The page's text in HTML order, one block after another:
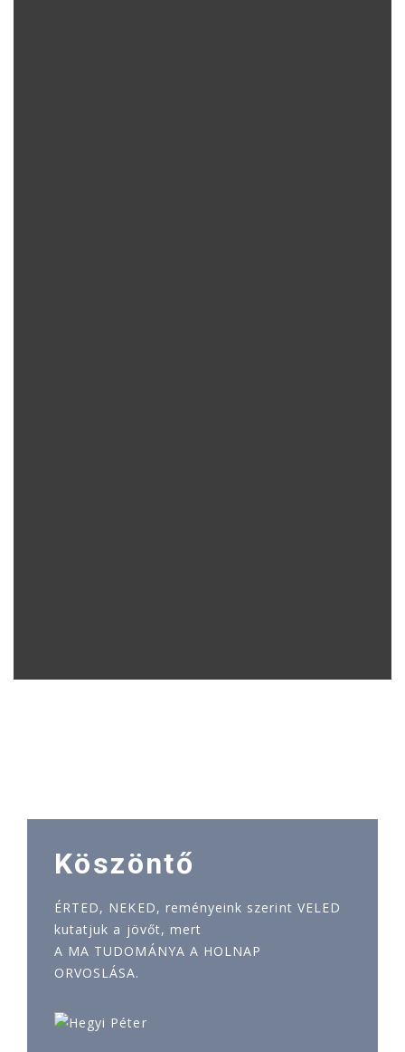
Köszöntő
ÉRTED, NEKED, reményeink szerint VELED
kutatjuk a jövőt, mert
A MA TUDOMÁNYA A HOLNAP
ORVOSLÁSA.